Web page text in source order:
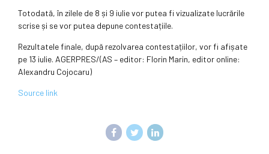
Totodată, în zilele de 8 și 9 iulie vor putea fi vizualizate lucrările
scrise și se vor putea depune contestațiile.
Rezultatele finale, după rezolvarea contestațiilor, vor fi afișate
pe 13 iulie. AGERPRES/(AS – editor: Florin Marin, editor online:
Alexandru Cojocaru)
Source link